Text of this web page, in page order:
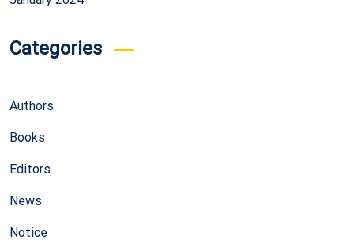
Categories
Authors
Books
Editors
News
Notice